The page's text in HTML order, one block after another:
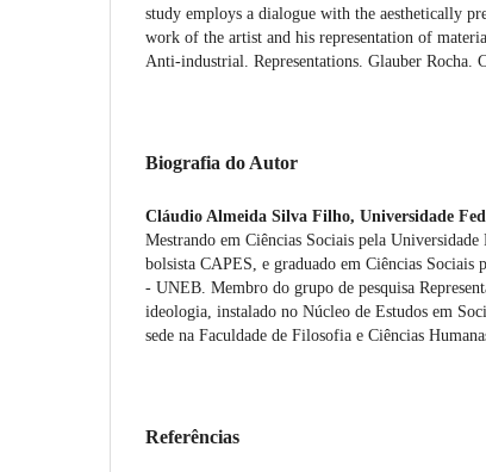
study employs a dialogue with the aesthetically
work of the artist and his representation of
Anti-industrial. Representations. Glauber Rocha.
Biografia do Autor
Cláudio Almeida Silva Filho, Universidade
Mestrando em Ciências Sociais pela
bolsista CAPES, e graduado em Ciências Sociais
- UNEB. Membro do grupo de pesquisa
ideologia, instalado no Núcleo de Estudos em
sede na Faculdade de Filosofia e Ciências
Referências